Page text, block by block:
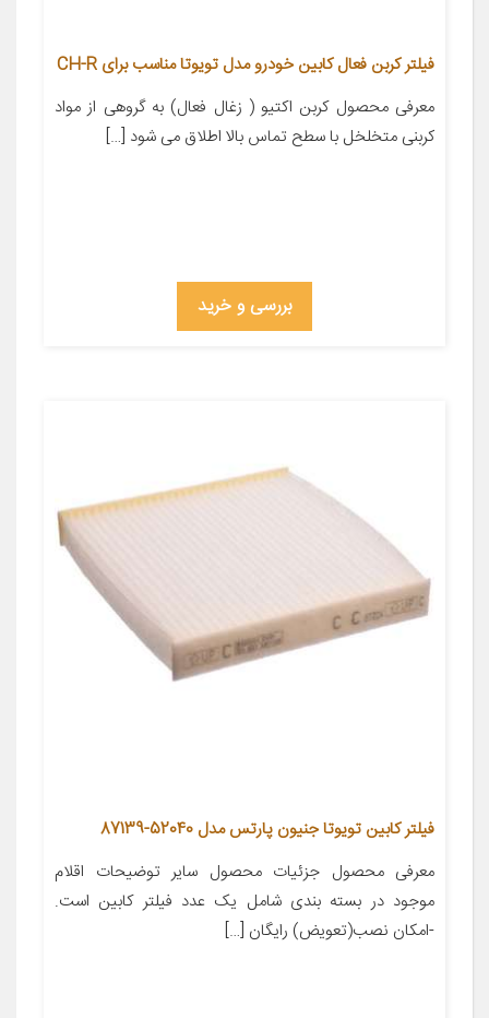
فیلتر کربن فعال کابین خودرو مدل تویوتا مناسب برای CH-R
معرفی محصول کربن اکتیو ( زغال فعال) به گروهی از مواد
کربنی متخلخل با سطح تماس بالا اطلاق می شود […]
بررسی و خرید
فیلتر کابین تویوتا جنیون پارتس مدل 52040-87139
معرفی محصول جزئیات محصول سایر توضیحات اقلام
موجود در بسته بندی شامل یک عدد فیلتر کابین است.
-امکان نصب(تعویض) رایگان […]